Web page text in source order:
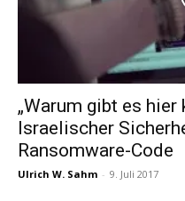
„Warum gibt es hier
Israelischer
Ransomware-Code
Ulrich W. Sahm - 9. Juli 2017